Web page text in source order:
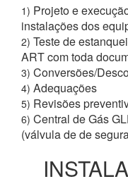
1) Projeto e
instalações dos
2) Teste de
ART com toda
3) Conversões/
4) Adequações
5) Revisões
6) Central de Gás
(válvula de de